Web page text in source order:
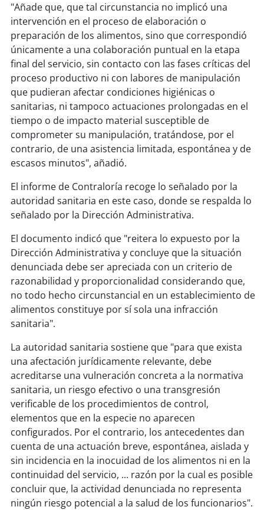
soy temuco
soyvaldivia
soyosorno
soypuertomontt
soy chiloé
"Añade que, que tal circunstancia no implicó una
intervención en el proceso de elaboración o
preparación de los alimentos, sino que correspondió
únicamente a una colaboración puntual en la etapa
final del servicio, sin contacto con las fases críticas del
proceso productivo ni con labores de manipulación
que pudieran afectar condiciones higiénicas o
sanitarias, ni tampoco actuaciones prolongadas en el
tiempo o de impacto material susceptible de
comprometer su manipulación, tratándose, por el
contrario, de una asistencia limitada, espontánea y de
escasos minutos", añadió.
El informe de Contraloría recoge lo señalado por la
autoridad sanitaria en este caso, donde se respalda lo
señalado por la Dirección Administrativa.
El documento indicó que "reitera lo expuesto por la
Dirección Administrativa y concluye que la situación
denunciada debe ser apreciada con un criterio de
razonabilidad y proporcionalidad considerando que,
no todo hecho circunstancial en un establecimiento de
alimentos constituye por sí sola una infracción
sanitaria".
La autoridad sanitaria sostiene que "para que exista
una afectación jurídicamente relevante, debe
acreditarse una vulneración concreta a la normativa
sanitaria, un riesgo efectivo o una transgresión
verificable de los procedimientos de control,
elementos que en la especie no aparecen
configurados. Por el contrario, los antecedentes dan
cuenta de una actuación breve, espontánea, aislada y
sin incidencia en la inocuidad de los alimentos ni en la
continuidad del servicio, ... razón por la cual es posible
concluir que, la actividad denunciada no representa
ningún riesgo potencial a la salud de los funcionarios".